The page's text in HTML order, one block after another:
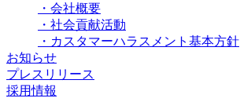
・会社概要
・社会貢献活動
・カスタマーハラスメント基本方針
お知らせ
プレスリリース
採用情報